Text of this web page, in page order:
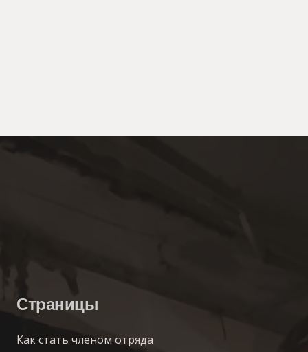
Страницы
Как стать членом отряда